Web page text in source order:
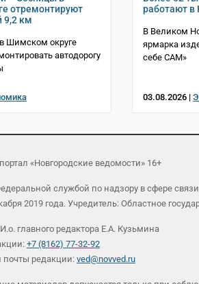
отремонтируют
9,2 км
Шимском округе
автодорогу
работают в
В Великом
ярмарка
себе САМ»
03.08.2026 |
«Новгородские ведомости» 16+
службой по надзору в сфере
2019 года. Учредитель: Областное
главного редактора Е.А. Кузьмина
+7 (8162) 77-32-92
почты редакции:ved@novved.ru